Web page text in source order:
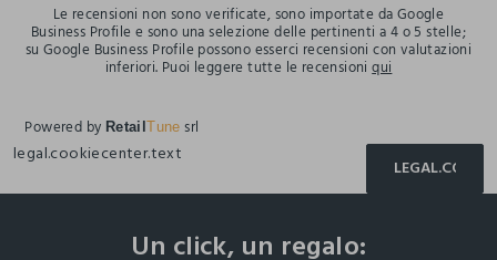
Le recensioni non sono verificate, sono importate da Google
Business Profile e sono una selezione delle pertinenti a 4 o 5 stelle;
su Google Business Profile possono esserci recensioni con valutazioni
inferiori. Puoi leggere tutte le recensioniqui
Powered by RetailTune srl
legal.cookiecenter.text
Un click, un regalo: